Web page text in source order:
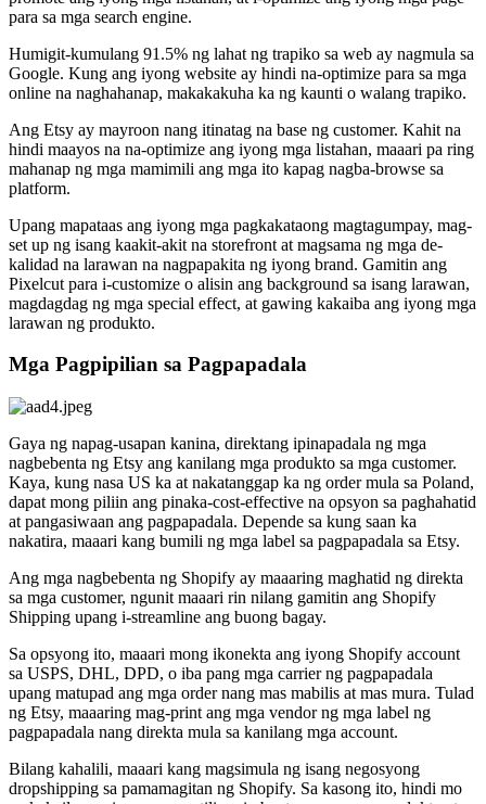
para sa mga search engine.
Humigit-kumulang 91.5% ng lahat ng trapiko sa web ay nagmula sa
Google. Kung ang iyong website ay hindi na-optimize para sa mga
online na naghahanap, makakakuha ka ng kaunti o walang trapiko.
Ang Etsy ay mayroon nang itinatag na base ng customer. Kahit na
hindi maayos na na-optimize ang iyong mga listahan, maaari pa ring
mahanap ng mga mamimili ang mga ito kapag nagba-browse sa
platform.
Upang mapataas ang iyong mga pagkakataong magtagumpay, mag-
set up ng isang kaakit-akit na storefront at magsama ng mga de-
kalidad na larawan na nagpapakita ng iyong brand. Gamitin ang
Pixelcut para i-customize o alisin ang background sa isang larawan,
magdagdag ng mga special effect, at gawing kakaiba ang iyong mga
larawan ng produkto.
Mga Pagpipilian sa Pagpapadala
Gaya ng napag-usapan kanina, direktang ipinapadala ng mga
nagbebenta ng Etsy ang kanilang mga produkto sa mga customer.
Kaya, kung nasa US ka at nakatanggap ka ng order mula sa Poland,
dapat mong piliin ang pinaka-cost-effective na opsyon sa paghahatid
at pangasiwaan ang pagpapadala. Depende sa kung saan ka
nakatira, maaari kang bumili ng mga label sa pagpapadala sa Etsy.
Ang mga nagbebenta ng Shopify ay maaaring maghatid ng direkta
sa mga customer, ngunit maaari rin nilang gamitin ang Shopify
Shipping upang i-streamline ang buong bagay.
Sa opsyong ito, maaari mong ikonekta ang iyong Shopify account
sa USPS, DHL, DPD, o iba pang mga carrier ng pagpapadala
upang matupad ang mga order nang mas mabilis at mas mura. Tulad
ng Etsy, maaaring mag-print ang mga vendor ng mga label ng
pagpapadala nang direkta mula sa kanilang mga account.
Bilang kahalili, maaari kang magsimula ng isang negosyong
dropshipping sa pamamagitan ng Shopify. Sa kasong ito, hindi mo